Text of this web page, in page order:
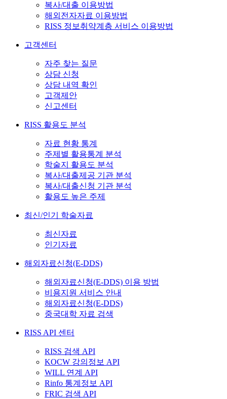
복사/대출 이용방법
해외전자자료 이용방법
RISS 정보취약계층 서비스 이용방법
고객센터
자주 찾는 질문
상담 신청
상담 내역 확인
고객제안
신고센터
RISS 활용도 분석
자료 현황 통계
주제별 활용통계 분석
학술지 활용도 분석
복사/대출제공 기관 분석
복사/대출신청 기관 분석
활용도 높은 주제
최신/인기 학술자료
최신자료
인기자료
해외자료신청(E-DDS)
해외자료신청(E-DDS) 이용 방법
비용지원 서비스 안내
해외자료신청(E-DDS)
중국대학 자료 검색
RISS API 센터
RISS 검색 API
KOCW 강의정보 API
WILL 연계 API
Rinfo 통계정보 API
FRIC 검색 API